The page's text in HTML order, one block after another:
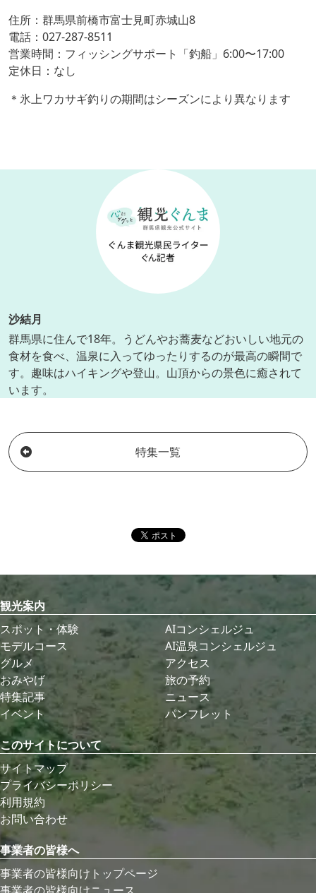
住所：群馬県前橋市富士見町赤城山8
電話：027-287-8511
営業時間：フィッシングサポート「釣船」6:00〜17:00
定休日：なし
＊氷上ワカサギ釣りの期間はシーズンにより異なります
沙結月
群馬県に住んで18年。うどんやお蕎麦などおいしい地元の
食材を食べ、温泉に入ってゆったりするのが最高の瞬間で
す。趣味はハイキングや登山。山頂からの景色に癒されて
います。
特集一覧
観光案内
スポット・体験
モデルコース
グルメ
おみやげ
特集記事
イベント
AIコンシェルジュ
AI温泉コンシェルジュ
アクセス
旅の予約
ニュース
パンフレット
このサイトについて
サイトマップ
プライバシーポリシー
利用規約
お問い合わせ
事業者の皆様へ
事業者の皆様向けトップページ